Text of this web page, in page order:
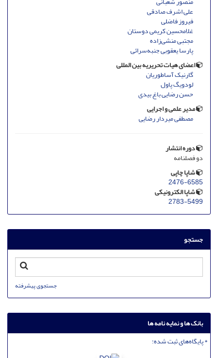
علی اشرف صادقی
فیروز فاضلی
غلامحسین کریمی دوستان
مجتبی منشی‌زاده
پارسا یعقوبی جنبه‌سرائی
اعضای هیات تحریریه بین المللی
گارنیک آساطوریان
لودویگ پاول
حسن رضایی باغ بیدی
مدیر علمی و اجرایی
مصطفی میردار رضایی
دوره انتشار
دو فصلنامه
شاپا چاپی
2476-6585
شاپا الکترونیکی
2783-5499
جستجو
جستجوی پیشرفته
بانک ها و نمایه نامه ها
* پایگاه‌های ثبت شده: